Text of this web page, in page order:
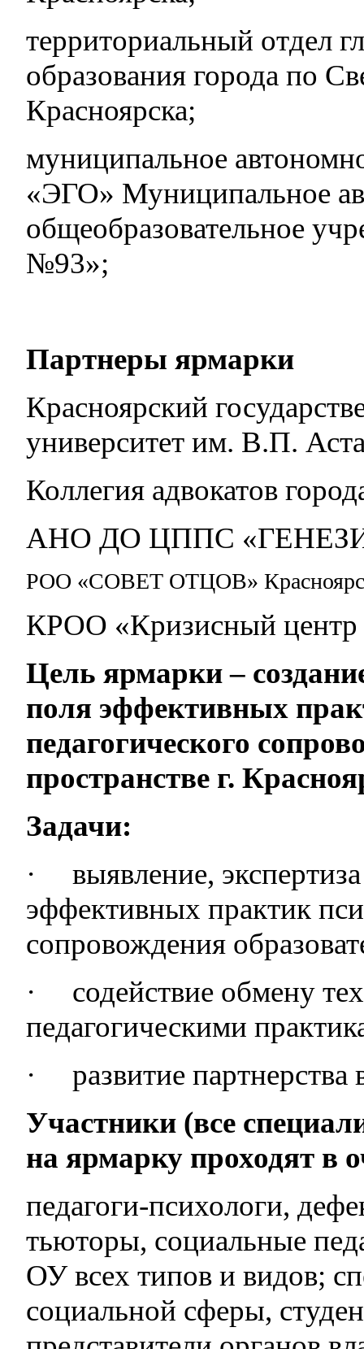
территориальный отдел
образования города по
Красноярска;
муниципальное
«ЭГО» Муниципальное
общеобразовательное
№93»;
Партнеры ярмарки
Красноярский
университет им. В.П.
Коллегия адвокатов
АНО ДО ЦППС
РОО «СОВЕТ ОТЦОВ»
КРОО «Кризисный
Цель ярмарки –
поля эффективных
педагогического
пространстве г.
Задачи:
·выявление,
эффективных практик
сопровождения
· содействие обмену
педагогическими
·развитие
Участники (все
на ярмарку проходят в
педагоги-психологи,
тьюторы, социальные
ОУ всех типов и видов;
социальной сферы,